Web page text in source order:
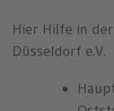
Hier Hilfe in
Düsseldorf e.V.